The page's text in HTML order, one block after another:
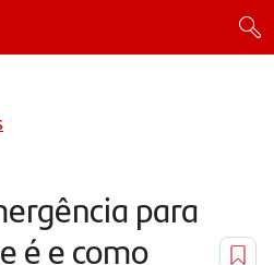
para
é e como